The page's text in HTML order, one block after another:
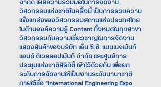
จำกัด เผยความร่วมมือในการจัดงาน
วิศวกรรมแห่งชาติในครั้งนี้ เป็นการรวมความ
แข็งแกร่งของวิศวกรรมสถานแห่งประเทศไทย
ในด้านองค์ความรู้ Content ทั้งหมดในทุกสาขา
วิศวกรรมกับความเชี่ยวชาญในการจัดงาน
แสดงสินค้าของบริษัท เอ็น.ซี.ซี. แมนเนจเม้นท์
แอนด์ ดิเวลลอปเม้นท์ จำกัด และศูนย์การ
ประชุมแห่งชาติสิริกิติ์ เข้าไว้ด้วยกัน เพื่อยก
ระดับการจัดงานให้เป็นงานระดับนานาชาติ
ภายใต้ชื่อ “International Engineering Expo